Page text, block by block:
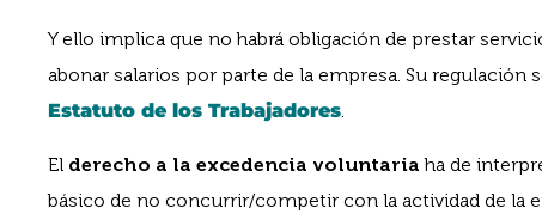
Y ello implica que no habrá obligación de prestar
abonar salarios por parte de la empresa. Su regulación
Estatuto de los Trabajadores.
El derecho a la excedencia voluntaria ha de
básico de no concurrir/competir con la actividad de la